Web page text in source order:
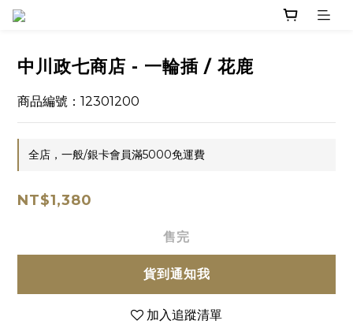
中川政七商店 - 一輪插 / 花鹿
商品編號：12301200
全店，一般/銀卡會員滿5000免運費
NT$1,380
售完
貨到通知我
加入追蹤清單